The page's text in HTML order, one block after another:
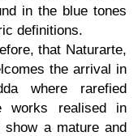
in the blue tones
definitions.
that Naturarte,
the arrival in
where rarefied
works realised in
a mature and